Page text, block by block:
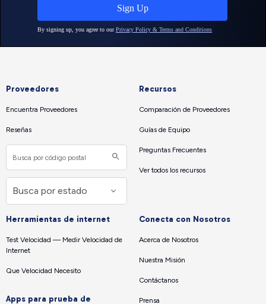
Proveedores
Encuentra Proveedores
Reseñas
Recursos
Comparación de Proveedores
Guías de Equipo
Preguntas Frecuentes
Ver todos los recursos
Herramientas de internet
Test Velocidad — Medir Velocidad de
Internet
Que Velocidad Necesito
Apps para prueba de
Conecta con Nosotros
Acerca de Nosotros
Nuestra Misión
Contáctanos
Prensa